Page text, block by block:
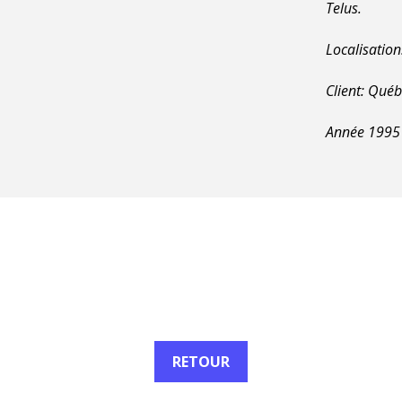
Telus.
Client:
Année 1995
RETOUR